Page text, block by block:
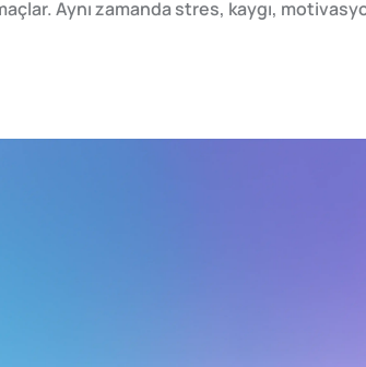
Aynı zamanda stres, kaygı,